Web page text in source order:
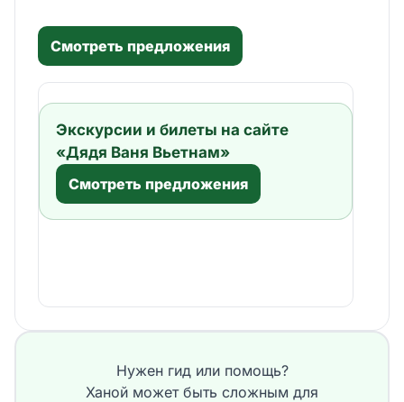
Смотреть предложения
Экскурсии и билеты на сайте
«Дядя Ваня Вьетнам»
Смотреть предложения
Нужен гид или помощь?
Ханой может быть сложным для